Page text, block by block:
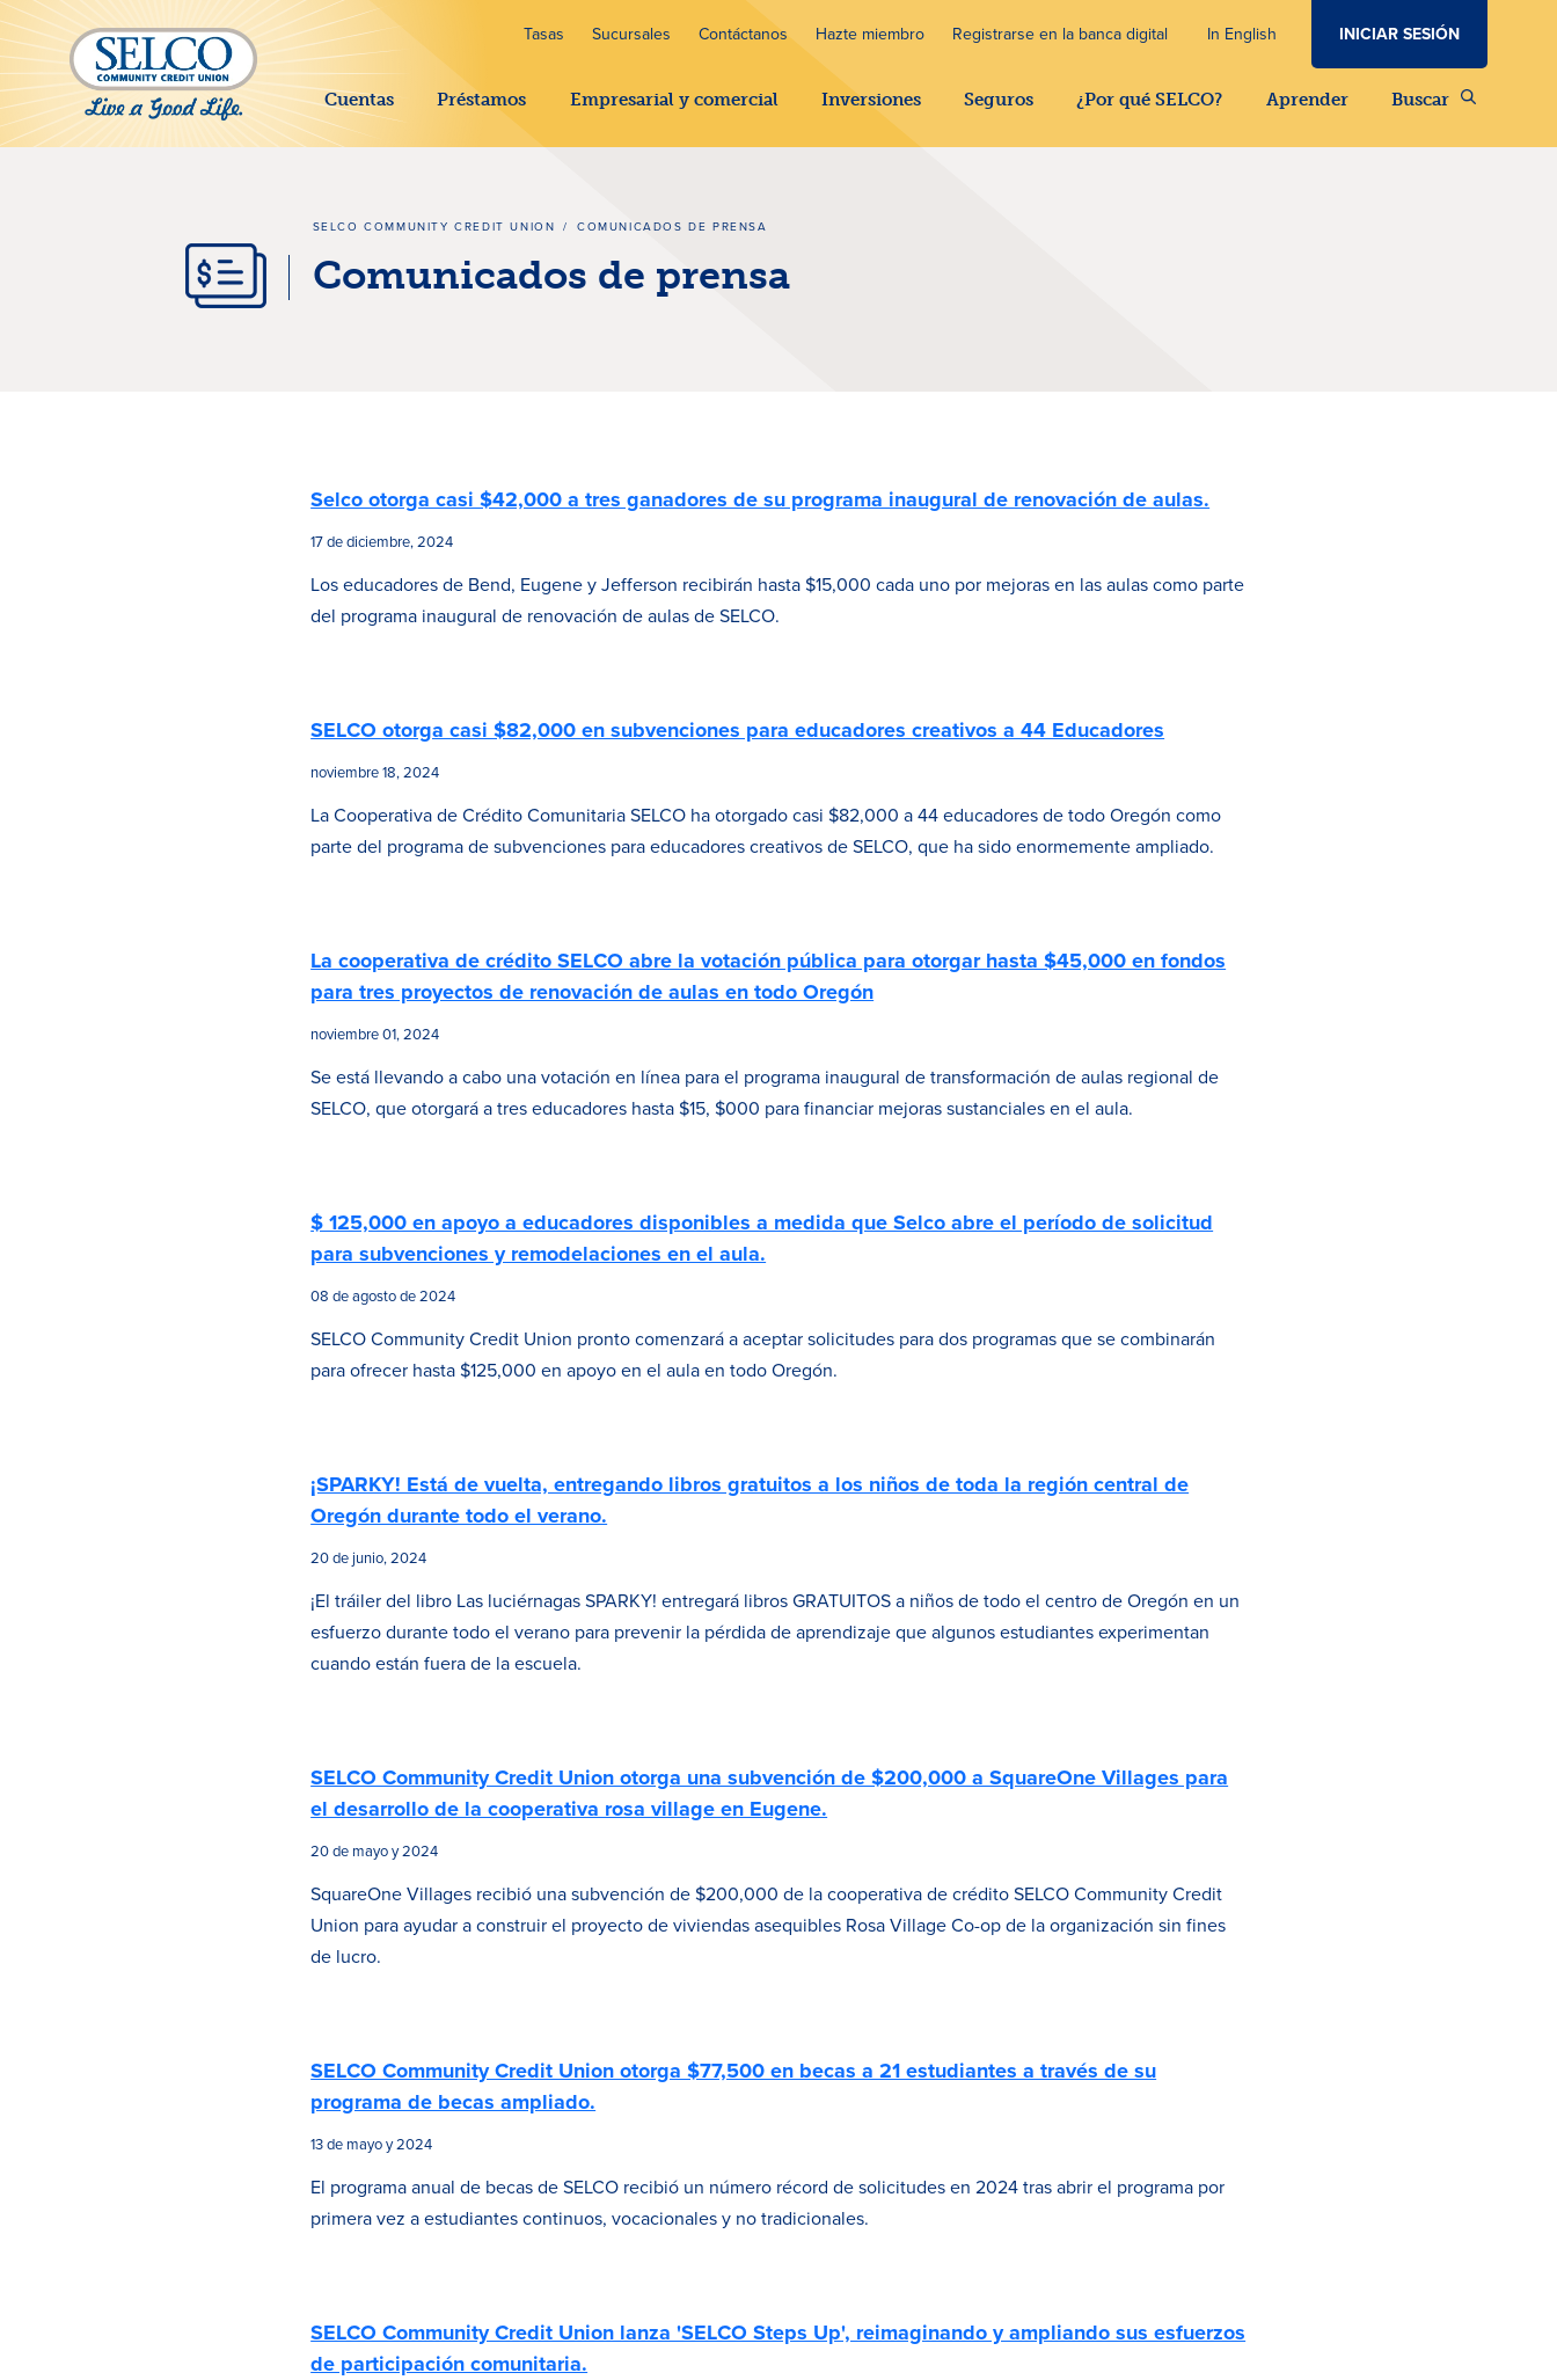
SALTAR AL CONTENIDO PRINCIPAL
Tasas Sucursales Contáctanos Hazte miembro Registrarse en la banca digital In English INICIAR SESIÓN
Cuentas Préstamos Empresarial y comercial Inversiones Seguros ¿Por qué SELCO? Aprender Buscar
SELCO COMMUNITY CREDIT UNION / COMUNICADOS DE PRENSA
Comunicados de prensa
Comunicados de prensa
Selco otorga casi $42,000 a tres ganadores de su programa inaugural de renovación de aulas.
17 de diciembre, 2024
Los educadores de Bend, Eugene y Jefferson recibirán hasta $15,000 cada uno por mejoras en las aulas como parte
del programa inaugural de renovación de aulas de SELCO.
SELCO otorga casi $82,000 en subvenciones para educadores creativos a 44 Educadores
noviembre 18, 2024
La Cooperativa de Crédito Comunitaria SELCO ha otorgado casi $82,000 a 44 educadores de todo Oregón como
parte del programa de subvenciones para educadores creativos de SELCO, que ha sido enormemente ampliado.
La cooperativa de crédito SELCO abre la votación pública para otorgar hasta $45,000 en fondos
para tres proyectos de renovación de aulas en todo Oregón
noviembre 01, 2024
Se está llevando a cabo una votación en línea para el programa inaugural de transformación de aulas regional de
SELCO, que otorgará a tres educadores hasta $15, $000 para financiar mejoras sustanciales en el aula.
$ 125,000 en apoyo a educadores disponibles a medida que Selco abre el período de solicitud
para subvenciones y remodelaciones en el aula.
08 de agosto de 2024
SELCO Community Credit Union pronto comenzará a aceptar solicitudes para dos programas que se combinarán
para ofrecer hasta $125,000 en apoyo en el aula en todo Oregón.
¡SPARKY! Está de vuelta, entregando libros gratuitos a los niños de toda la región central de
Oregón durante todo el verano.
20 de junio, 2024
¡El tráiler del libro Las luciérnagas SPARKY! entregará libros GRATUITOS a niños de todo el centro de Oregón en un
esfuerzo durante todo el verano para prevenir la pérdida de aprendizaje que algunos estudiantes experimentan
cuando están fuera de la escuela.
SELCO Community Credit Union otorga una subvención de $200,000 a SquareOne Villages para
el desarrollo de la cooperativa rosa village en Eugene.
20 de mayo y 2024
SquareOne Villages recibió una subvención de $200,000 de la cooperativa de crédito SELCO Community Credit
Union para ayudar a construir el proyecto de viviendas asequibles Rosa Village Co-op de la organización sin fines
de lucro.
SELCO Community Credit Union otorga $77,500 en becas a 21 estudiantes a través de su
programa de becas ampliado.
13 de mayo y 2024
El programa anual de becas de SELCO recibió un número récord de solicitudes en 2024 tras abrir el programa por
primera vez a estudiantes continuos, vocacionales y no tradicionales.
SELCO Community Credit Union lanza 'SELCO Steps Up', reimaginando y ampliando sus esfuerzos
de participación comunitaria.